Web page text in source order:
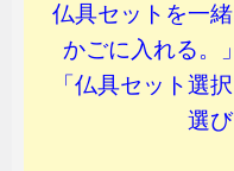
仏具セットを一
かごに入れる。
「仏具セット選
選び